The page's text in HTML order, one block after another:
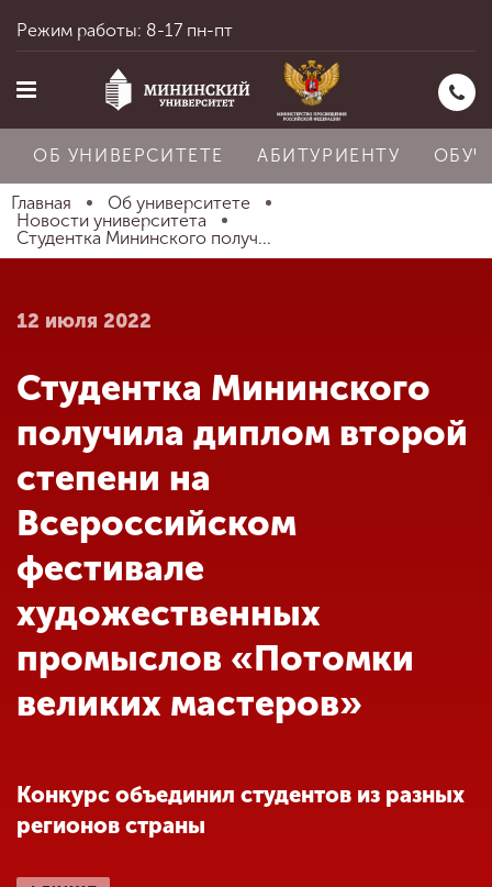
Главная
Абитуриенту
Обучение
Наука
Международная
деятельность
Режим работы: 8-17 пн-пт
ОБ УНИВЕРСИТЕТЕ АБИТУРИЕНТУ
Главная
Об университете
Новости университета
Студентка Мининского получ...
12 июля 2022
Студентка Мининского
получила диплом второй
степени на
Всероссийском
фестивале
художественных
промыслов «Потомки
великих мастеров»
Конкурс объединил студентов из разных
регионов страны